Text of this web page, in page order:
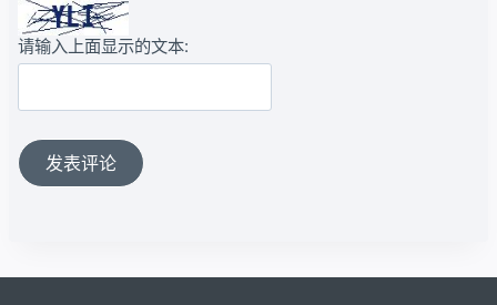
请输入上面显示的文本: